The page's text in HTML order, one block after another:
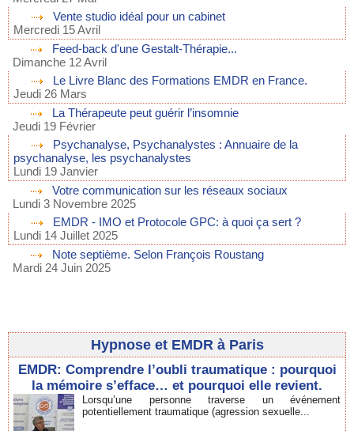
Vente studio idéal pour un cabinet
Mercredi 15 Avril
Feed-back d'une Gestalt-Thérapie...
Dimanche 12 Avril
Le Livre Blanc des Formations EMDR en France.
Jeudi 26 Mars
La Thérapeute peut guérir l’insomnie
Jeudi 19 Février
Psychanalyse, Psychanalystes : Annuaire de la
psychanalyse, les psychanalystes
Lundi 19 Janvier
Votre communication sur les réseaux sociaux
Lundi 3 Novembre 2025
EMDR - IMO et Protocole GPC: à quoi ça sert ?
Lundi 14 Juillet 2025
Note septième. Selon François Roustang
Mardi 24 Juin 2025
Hypnose et EMDR à Paris
EMDR: Comprendre l’oubli traumatique : pourquoi
la mémoire s’efface… et pourquoi elle revient.
Lorsqu’une personne traverse un événement
potentiellement traumatique (agression sexuelle...